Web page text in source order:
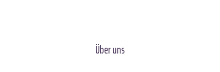
Über uns